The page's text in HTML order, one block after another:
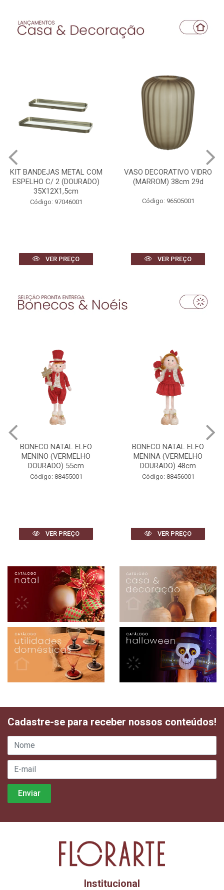
VASO DECORATIVO VIDRO
(MARROM) 38cm 29d
Código: 96505001
VER PREÇO
ESCULTURA DECOR
POLIRESINA MULHER
27,1X18,1...
VER PREÇO
BONECO NATAL ELFO
MENINA (VERMELHO
DOURADO) 48cm
Código: 88456001
VER PREÇO
BONECO NATAL ELFO
MENINA (VERMELHO
DOURADO) 42cm
Código: 88459001
VER PREÇO
Cadastre-se para receber nossos conteúdos!
Institucional